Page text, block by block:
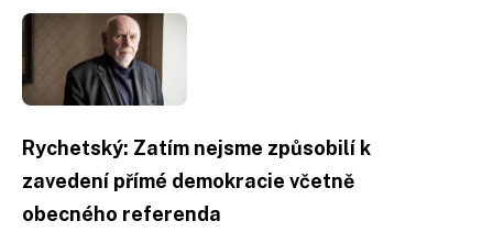
Rychetský: Zatím nejsme způsobilí k
zavedení přímé demokracie včetně
obecného referenda